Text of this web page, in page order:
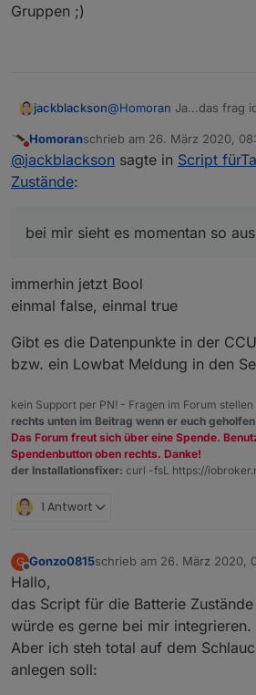
Gruppen ;)
jackblackson@Homoran Ja...das frag
Homematic neu gestartet,
gelöscht...aber bei mir
Nicht stören
Homoranschrieb am 26. März 2020,
zuletzt editiert von
@jackblackson sagte in Script
Zustände:
bei mir sieht es momentan so
immerhin jetzt Bool
einmal false, einmal true
Gibt es die Datenpunkte in der
bzw. ein Lowbat Meldung in den
kein Support per PN! - Fragen im Forum stellen
rechts unten im Beitrag wenn er euch
Das Forum freut sich über eine Spende.
Spendenbutton oben rechts. Danke!
der Installationsfixer: curl -fsL https://
1 Antwort
G
Offline
Gonzo0815schrieb am 26. März 2020,
zuletzt editiert von
Hallo,
das Script für die Batterie
würde es gerne bei mir integrieren.
Aber ich steh total auf dem
anlegen soll: